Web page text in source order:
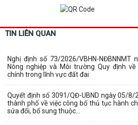
TIN LIÊN QUAN
Nghị định số 73/2026/VBHN-NĐBNNMT
Nông nghiệp và Môi trường Quy định
chính trong lĩnh vực đất đai
Quyết định số 3091/QĐ-UBND ngày 05/8/
thành phố về việc công bố thủ tục hành
sửa đổi, bổ sung thuộc...